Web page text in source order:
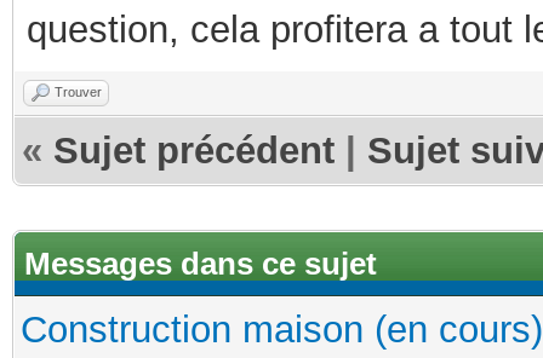
question, cela profitera a tout
Trouver
« Sujet précédent Sujet
Messages dans ce sujet
Construction maison (en cours)